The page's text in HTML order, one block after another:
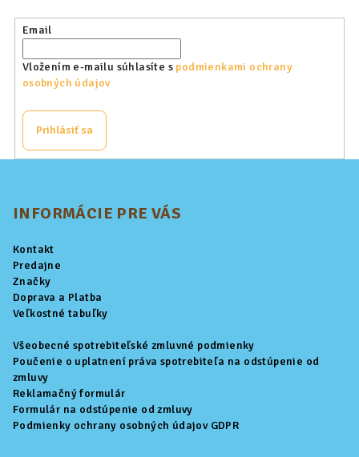
Email
Vložením e-mailu súhlasíte s podmienkami ochrany
osobných údajov
Prihlásiť sa
INFORMÁCIE PRE VÁS
Kontakt
Predajne
Značky
Doprava a Platba
Veľkostné tabuľky
Všeobecné spotrebiteľské zmluvné podmienky
Poučenie o uplatnení práva spotrebiteľa na odstúpenie od
zmluvy
Reklamačný formulár
Formulár na odstúpenie od zmluvy
Podmienky ochrany osobných údajov GDPR